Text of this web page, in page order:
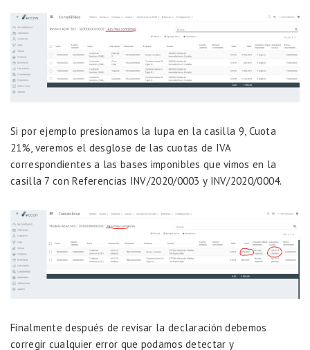
Si por ejemplo presionamos la lupa en la casilla 9, Cuota
21%, veremos el desglose de las cuotas de IVA
correspondientes a las bases imponibles que vimos en la
casilla 7 con Referencias INV/2020/0003 y INV/2020/0004.
Finalmente después de revisar la declaración debemos
corregir cualquier error que podamos detectar y